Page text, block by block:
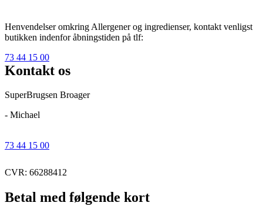
Henvendelser omkring Allergener og ingredienser, kontakt venligst
butikken indenfor åbningstiden på tlf:
73 44 15 00
Kontakt os
SuperBrugsen Broager
- Michael
73 44 15 00
CVR: 66288412
Betal med følgende kort